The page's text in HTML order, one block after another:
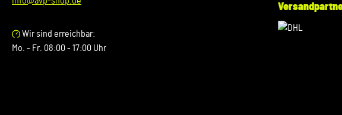
Wir sind erreichbar:
Mo. - Fr. 08:00 - 17:00 Uhr